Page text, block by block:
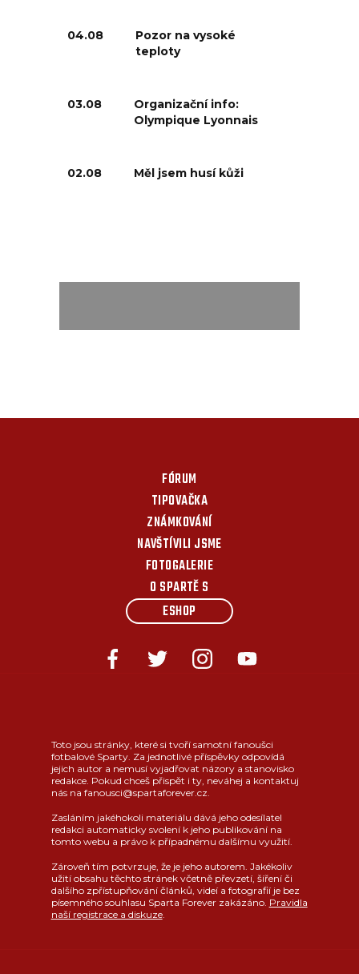
04.08
Pozor na vysoké
teploty
03.08
Organizační info:
Olympique Lyonnais
02.08 Měl jsem husí kůži
FÓRUM
TIPOVAČKA
ZNÁMKOVÁNÍ
NAVŠTÍVILI JSME
FOTOGALERIE
O SPARTĚ S
ESHOP
Toto jsou stránky, které si tvoří samotní fanoušci
fotbalové Sparty. Za jednotlivé příspěvky odpovídá
jejich autor a nemusí vyjadřovat názory a stanovisko
redakce. Pokud chceš přispět i ty, neváhej a kontaktuj
nás na fanousci@spartaforever.cz.
Zasláním jakéhokoli materiálu dává jeho odesílatel
redakci automaticky svolení k jeho publikování na
tomto webu a právo k případnému dalšímu využití.
Zároveň tím potvrzuje, že je jeho autorem. Jakékoliv
užití obsahu těchto stránek včetně převzetí, šíření či
dalšího zpřístupňování článků, videí a fotografií je bez
písemného souhlasu Sparta Forever zakázáno. Pravidla
naší registrace a diskuze.